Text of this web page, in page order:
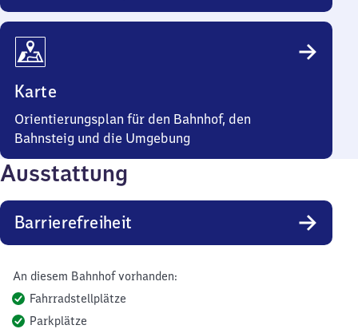
Karte
Orientierungsplan für den Bahnhof, den
Bahnsteig und die Umgebung
Ausstattung
Barrierefreiheit
An diesem Bahnhof vorhanden:
Fahrradstellplätze
Parkplätze